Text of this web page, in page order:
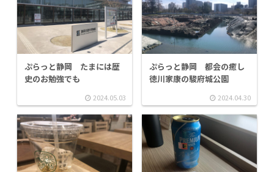
ぷらっと静岡 たまには歴
史のお勉強でも
2024.05.03
ぷらっと静岡 都会の癒し
徳川家康の駿府城公園
2024.04.30